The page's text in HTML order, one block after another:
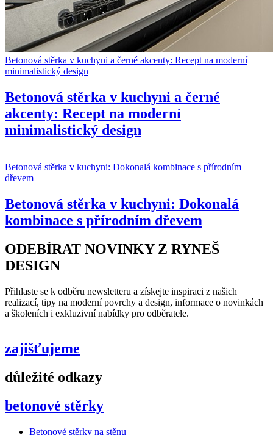
Betonová stěrka v kuchyni a černé akcenty: Recept na moderní
minimalistický design
Betonová stěrka v kuchyni a černé
akcenty: Recept na moderní
minimalistický design
Betonová stěrka v kuchyni: Dokonalá kombinace s přírodním
dřevem
Betonová stěrka v kuchyni: Dokonalá
kombinace s přírodním dřevem
ODEBÍRAT NOVINKY Z RYNEŠ
DESIGN
Přihlaste se k odběru newsletteru a získejte inspiraci z našich
realizací, tipy na moderní povrchy a design, informace o novinkách
a školeních i exkluzivní nabídky pro odběratele.
zajišťujeme
důležité odkazy
betonové stěrky
Betonové stěrky na stěnu